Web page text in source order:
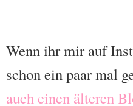
Wenn ihr mir auf
schon ein paar mal
auch einen älteren